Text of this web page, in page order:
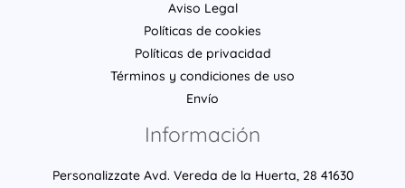
Aviso Legal
Políticas de cookies
Políticas de privacidad
Términos y condiciones de uso
Envío
Información
Personalizzate Avd. Vereda de la Huerta, 28 41630